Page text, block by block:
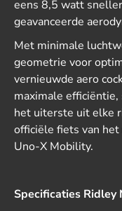
eens 8,5 watt
geavanceerde
Met minimale
geometrie voor
vernieuwde aero
maximale
het uiterste uit elke
officiële fiets van
Uno-X Mobility.
Specificaties Ridley